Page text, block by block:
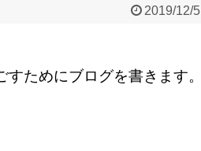
2019/12/5
ためにブログを書きます。